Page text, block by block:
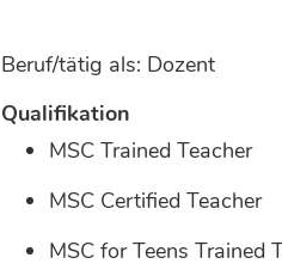
Beruf/tätig als: Dozent
Qualifikation
MSC Trained Teacher
MSC Certified Teacher
MSC for Teens Trained